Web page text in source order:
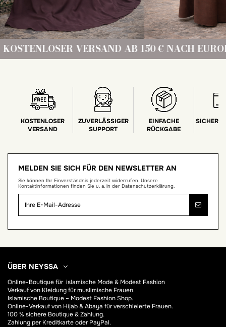
VERSAND AB 150 € NACH EUROPA!
KOSTENLOSER
VERSAND
ZUVERLÄSSIGER
SUPPORT
EINFACHE
RÜCKGABE
SICHERE
MELDEN SIE SICH FÜR DEN NEWSLETTER AN
Sie können Ihr Einverständnis jederzeit widerrufen. Unsere
Kontaktinformationen finden Sie u. a. in der Datenschutzerklärung.
ÜBER NEYSSA
Online-Boutique für islamische Mode & Modest Fashion
Verkauf von Kleidung für muslimische Frauen.
Islamische Boutique – Modest Fashion Shop.
Online-Verkauf von Hijab &Abaya für verschleierte Frauen.
100 % sichere Boutique & Zahlung.
Zahlung per Kreditkarte oder PayPal.